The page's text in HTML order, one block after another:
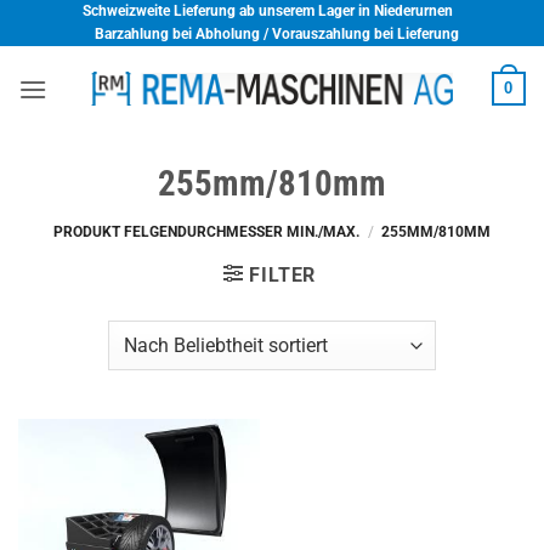
to
Schweizweite Lieferung ab unserem Lager in Niederurnen
Barzahlung bei Abholung / Vorauszahlung bei Lieferung
0
255mm/810mm
PRODUKT FELGENDURCHMESSER MIN./MAX. / 255MM/810MM
FILTER